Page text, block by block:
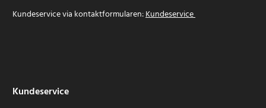
Kundeservice via kontaktformularen:Kundeservice
Kundeservice